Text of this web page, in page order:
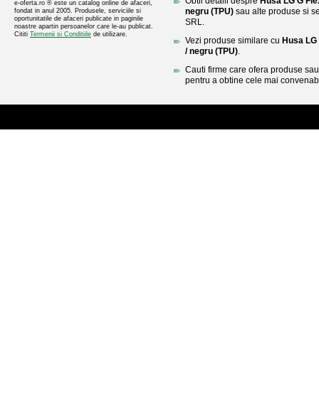
e-oferta.ro ® este un catalog online de afaceri,
fondat in anul 2005. Produsele, serviciile si
oportunitatile de afaceri publicate in paginile
noastre apartin persoanelor care le-au publicat.
Cititi Termenii si Conditiile de utilizare.
negru (TPU) sau alte produse si
SRL.
Vezi produse similare cu Husa
/ negru (TPU).
Cauti firme care ofera produse
pentru a obtine cele mai